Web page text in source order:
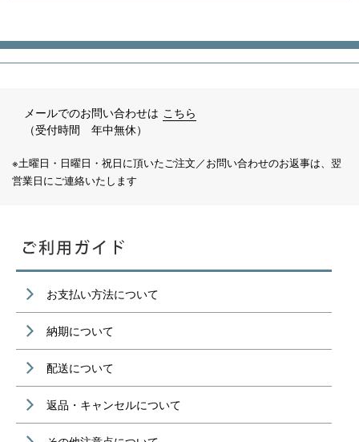
メールでのお問い合わせは こちら
（受付時間 年中無休）
※土曜日・日曜日・祝日に頂いたご注文／お問い合わせのお返事は、翌
営業日にご連絡いたします
お支払い方法について
納期について
配送について
返品・キャンセルについて